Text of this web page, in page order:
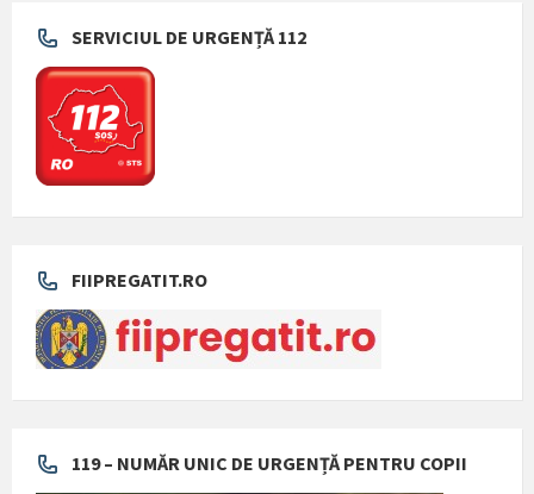
SERVICIUL DE URGENȚĂ 112
FIIPREGATIT.RO
119 – NUMĂR UNIC DE URGENȚĂ PENTRU COPII